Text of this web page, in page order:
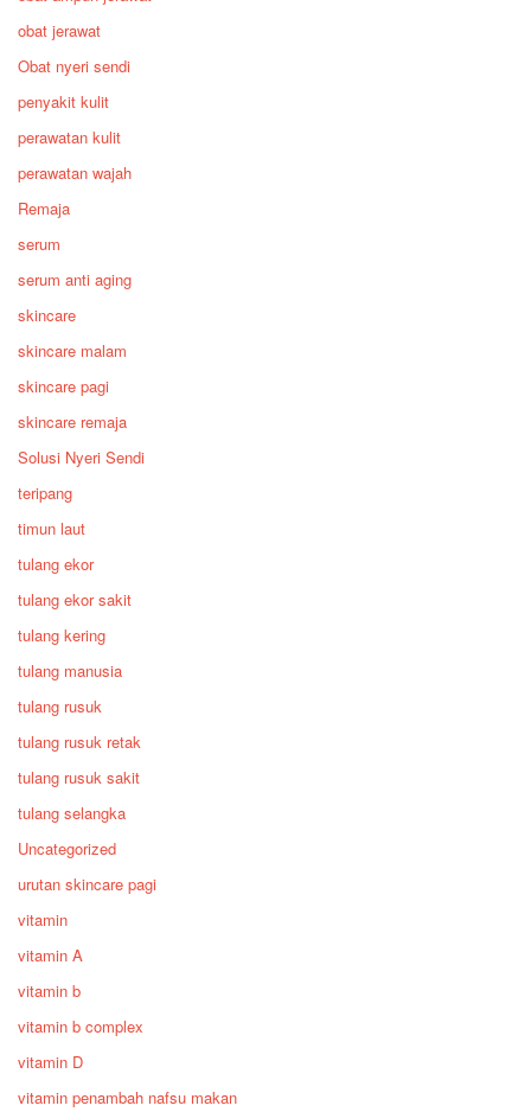
obat jerawat
Obat nyeri sendi
penyakit kulit
perawatan kulit
perawatan wajah
Remaja
serum
serum anti aging
skincare
skincare malam
skincare pagi
skincare remaja
Solusi Nyeri Sendi
teripang
timun laut
tulang ekor
tulang ekor sakit
tulang kering
tulang manusia
tulang rusuk
tulang rusuk retak
tulang rusuk sakit
tulang selangka
Uncategorized
urutan skincare pagi
vitamin
vitamin A
vitamin b
vitamin b complex
vitamin D
vitamin penambah nafsu makan